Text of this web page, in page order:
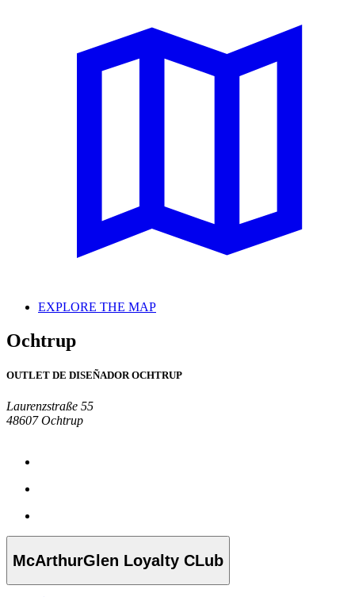
EXPLORE THE MAP
Ochtrup
OUTLET DE DISEÑADOR OCHTRUP
Laurenzstraße 55
48607 Ochtrup
McArthurGlen Loyalty CLub